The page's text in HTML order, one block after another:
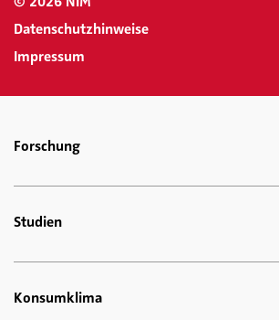
Datenschutzhinweise
Impressum
Forschung
Studien
Konsumklima